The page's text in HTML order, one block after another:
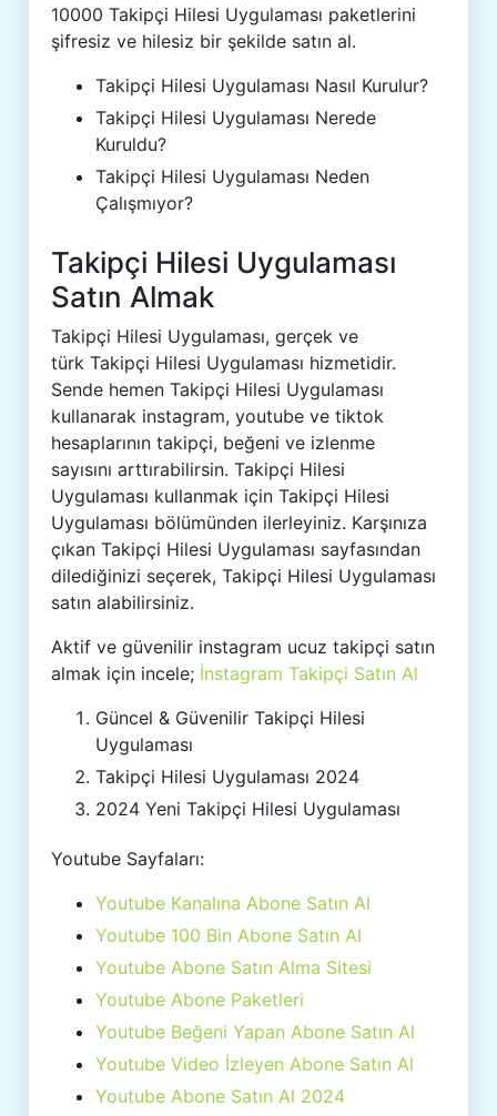
10000 Takipçi Hilesi Uygulaması paketlerini
şifresiz ve hilesiz bir şekilde satın al.
Takipçi Hilesi Uygulaması Nasıl Kurulur?
Takipçi Hilesi Uygulaması Nerede
Kuruldu?
Takipçi Hilesi Uygulaması Neden
Çalışmıyor?
Takipçi Hilesi Uygulaması
Satın Almak
Takipçi Hilesi Uygulaması, gerçek ve
türk Takipçi Hilesi Uygulaması hizmetidir.
Sende hemen Takipçi Hilesi Uygulaması
kullanarak instagram, youtube ve tiktok
hesaplarının takipçi, beğeni ve izlenme
sayısını arttırabilirsin. Takipçi Hilesi
Uygulaması kullanmak için Takipçi Hilesi
Uygulaması bölümünden ilerleyiniz. Karşınıza
çıkan Takipçi Hilesi Uygulaması sayfasından
dilediğinizi seçerek, Takipçi Hilesi Uygulaması
satın alabilirsiniz.
Aktif ve güvenilir instagram ucuz takipçi satın
almak için incele; İnstagram Takipçi Satın Al
Güncel & Güvenilir Takipçi Hilesi
Uygulaması
Takipçi Hilesi Uygulaması 2024
2024 Yeni Takipçi Hilesi Uygulaması
Youtube Sayfaları:
Youtube Kanalına Abone Satın Al
Youtube 100 Bin Abone Satın Al
Youtube Abone Satın Alma Sitesi
Youtube Abone Paketleri
Youtube Beğeni Yapan Abone Satın Al
Youtube Video İzleyen Abone Satın Al
Youtube Abone Satın Al 2024